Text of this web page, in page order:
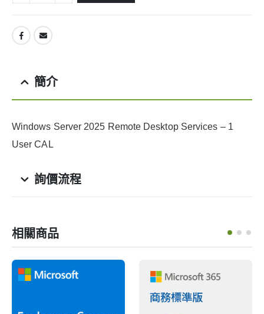
簡介
Windows Server 2025 Remote Desktop Services – 1
User CAL
詢價流程
相關商品